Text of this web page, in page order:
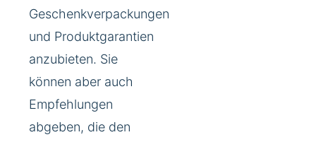
Geschenkverpackungen
und Produktgarantien
anzubieten. Sie
können aber auch
Empfehlungen
abgeben, die den